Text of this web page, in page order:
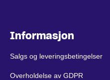
Informasjon
Salgs og leveringsbetingelser
Overholdelse av GDPR